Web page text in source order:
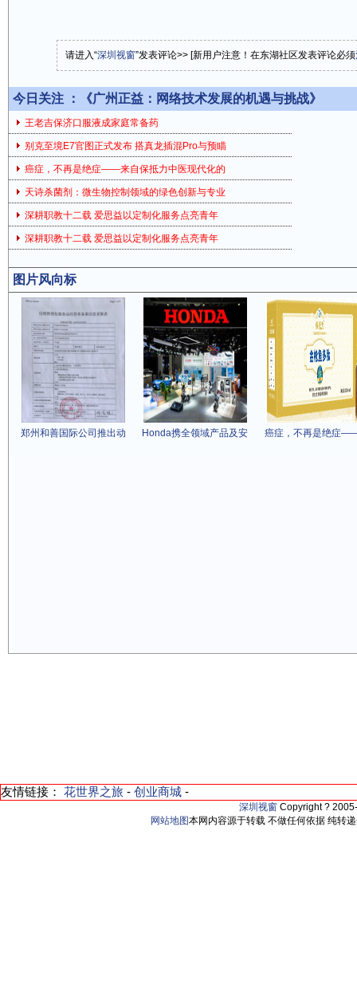
请进入“深圳视窗”发表评论>> [新用户注意！在东湖社区发表评论必须
今日关注 ： 《广州正益：网络技术发展的机遇与挑战》
王老吉保济口服液成家庭常备药
别克至境E7官图正式发布 搭真龙插混Pro与预瞄
癌症，不再是绝症——来自保抵力中医现代化的
天诗杀菌剂：微生物控制领域的绿色创新与专业
深耕职教十二载 爱思益以定制化服务点亮青年
深耕职教十二载 爱思益以定制化服务点亮青年
图片风向标
郑州和善国际公司推出动 Honda携全领域产品及安 癌症，不再是绝症
友情链接： 花世界之旅 - 创业商城 -
深圳视窗 Copyright ?
网站地图本网内容源于转载 不做任何依据 纯转